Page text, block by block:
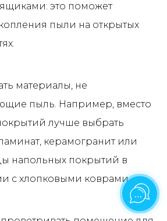
это поможет
пыли на открытых
материалы, не
пыль. Например, вместо
лучше выбрать
керамогранит или
напольных покрытий в
с хлопковыми коврами.